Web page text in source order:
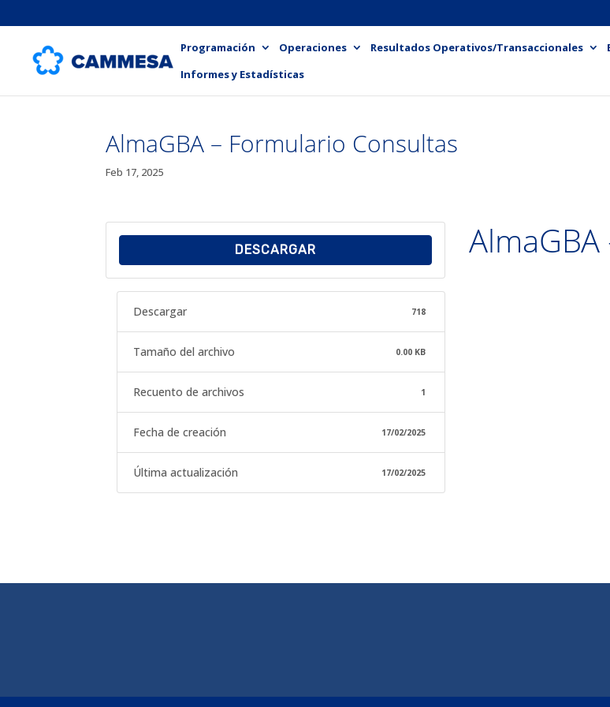
Programación Operaciones Resultados Operativos/Transaccionales
Informes y Estadísticas
AlmaGBA – Formulario Consultas
Feb 17, 2025
DESCARGAR
Descargar 718
Tamaño del archivo 0.00 KB
Recuento de archivos 1
Fecha de creación 17/02/2025
Última actualización 17/02/2025